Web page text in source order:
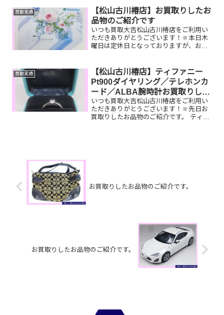
11,500円以上ご成約のお客様限定でご参
加いただけ...
買取実績
【松山古川椿店】お買取りしたお
品物のご紹介です
いつも買取大吉松山古川椿店をご利用い
ただきありがとうございます！🔆本日木
曜日は定休日となっておりますが、お買
お品物ぜひ！買取大吉松山古川椿店にお
査定させてください！🤗...
買取実績
【松山古川椿店】ティファニー
Pt900ダイヤリング／テレホンカ
ード／ALBA腕時計お買取りしま
した！
いつも買取大吉松山古川椿店をご利用い
ただきありがとうございます！🔆先日お
買取りしたお品物のご紹介です。 ティフ
お買取りしたお品物のご紹介です。
お買取りしたお品物のご紹介です。